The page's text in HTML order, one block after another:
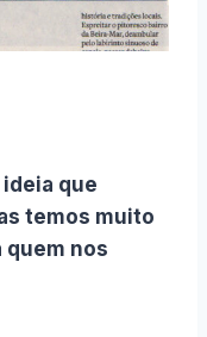
ideia que
temos muito
quem nos